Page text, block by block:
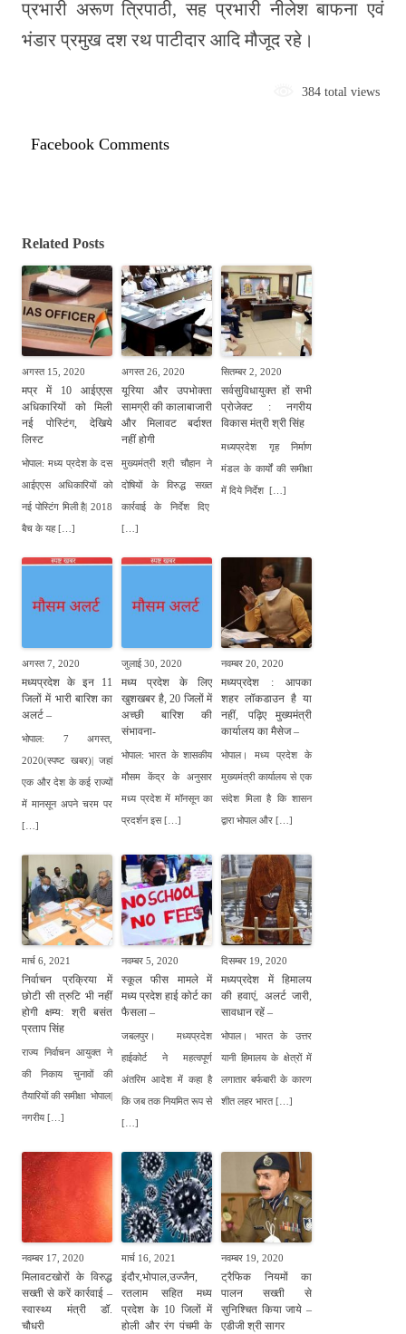
प्रभारी अरूण त्रिपाठी, सह प्रभारी नीलेश बाफना एवं
भंडार प्रमुख दश रथ पाटीदार आदि मौजूद रहे।
384 total views
Facebook Comments
Related Posts
अगस्त 15, 2020
मप्र में 10 आईएएस
अधिकारियों को मिली
नई पोस्टिंग, देखिये
लिस्ट
भोपाल: मध्य प्रदेश के दस
आईएएस अधिकारियों को
नई पोस्टिंग मिली है| 2018
बैच के यह […]
अगस्त 26, 2020
यूरिया और उपभोक्ता
सामग्री की कालाबाजारी
और मिलावट बर्दाश्त
नहीं होगी
मुख्यमंत्री श्री चौहान ने
दोषियों के विरुद्ध सख्त
कार्रवाई के निर्देश दिए
[…]
सितम्बर 2, 2020
सर्वसुविधायुक्त हों सभी
प्रोजेक्ट : नगरीय
विकास मंत्री श्री सिंह
मध्यप्रदेश गृह निर्माण
मंडल के कार्यों की समीक्षा
में दिये निर्देश […]
अगस्त 7, 2020
मध्यप्रदेश के इन 11
जिलों में भारी बारिश का
अलर्ट –
भोपाल: 7 अगस्त,
2020(स्पष्ट खबर)| जहां
एक और देश के कई राज्यों
में मानसून अपने चरम पर
[…]
जुलाई 30, 2020
मध्य प्रदेश के लिए
खुशखबर है, 20 जिलों में
अच्छी बारिश की
संभावना-
भोपाल: भारत के शासकीय
मौसम केंद्र के अनुसार
मध्य प्रदेश में मॉनसून का
प्रदर्शन इस […]
नवम्बर 20, 2020
मध्यप्रदेश : आपका
शहर लॉकडाउन है या
नहीं, पढ़िए मुख्यमंत्री
कार्यालय का मैसेज –
भोपाल। मध्य प्रदेश के
मुख्यमंत्री कार्यालय से एक
संदेश मिला है कि शासन
द्वारा भोपाल और […]
मार्च 6, 2021
निर्वाचन प्रक्रिया में
छोटी सी त्रुटि भी नहीं
होगी क्षम्य: श्री बसंत
प्रताप सिंह
राज्य निर्वाचन आयुक्त ने
की निकाय चुनावों की
तैयारियों की समीक्षा भोपाल|
नगरीय […]
नवम्बर 5, 2020
स्कूल फीस मामले में
मध्य प्रदेश हाई कोर्ट का
फैसला –
जबलपुर। मध्यप्रदेश
हाईकोर्ट ने महत्वपूर्ण
अंतरिम आदेश में कहा है
कि जब तक नियमित रूप से
[…]
दिसम्बर 19, 2020
मध्यप्रदेश में हिमालय
की हवाएं, अलर्ट जारी,
सावधान रहें –
भोपाल। भारत के उत्तर
यानी हिमालय के क्षेत्रों में
लगातार बर्फबारी के कारण
शीत लहर भारत […]
नवम्बर 17, 2020
मिलावटखोरों के विरुद्ध
सख्ती से करें कार्रवाई –
स्वास्थ्य मंत्री डॉ.
चौधरी
मार्च 16, 2021
इंदौर,भोपाल,उज्जैन,
रतलाम सहित मध्य
प्रदेश के 10 जिलों में
होली और रंग पंचमी के
नवम्बर 19, 2020
ट्रैफिक नियमों का
पालन सख्ती से
सुनिश्चित किया जाये –
एडीजी श्री सागर